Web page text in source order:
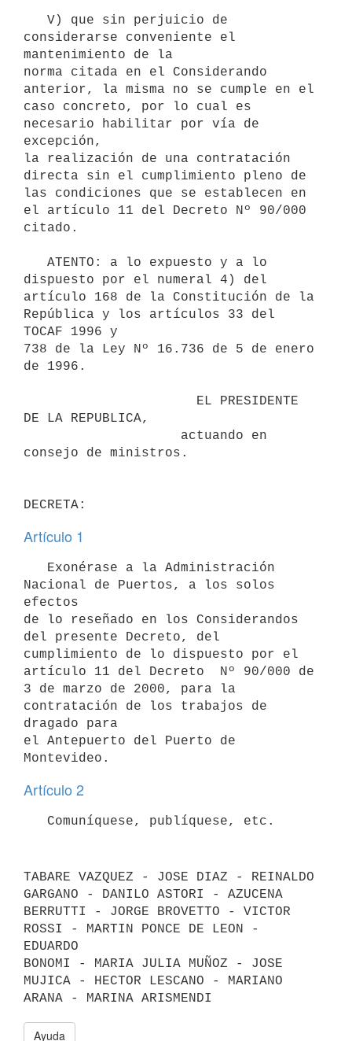
considerarse conveniente el
mantenimiento de la
norma citada en el Considerando
anterior, la misma no se cumple en el
caso concreto, por lo cual es
necesario habilitar por vía de
excepción,
la realización de una contratación
directa sin el cumplimiento pleno de
las condiciones que se establecen en
el artículo 11 del Decreto Nº 90/000
citado.
dispuesto por el numeral 4) del
artículo 168 de la Constitución de la
República y los artículos 33 del
TOCAF 1996 y
738 de la Ley Nº 16.736 de 5 de enero
de 1996.
DE LA REPUBLICA,
consejo de ministros.
Artículo 1
Nacional de Puertos, a los solos
efectos
de lo reseñado en los Considerandos
del presente Decreto, del
cumplimiento de lo dispuesto por el
artículo 11 del Decreto  Nº 90/000 de
3 de marzo de 2000, para la
contratación de los trabajos de
dragado para
el Antepuerto del Puerto de
Artículo 2
TABARE VAZQUEZ - JOSE DIAZ - REINALDO
GARGANO - DANILO ASTORI - AZUCENA
BERRUTTI - JORGE BROVETTO - VICTOR
ROSSI - MARTIN PONCE DE LEON -
EDUARDO
BONOMI - MARIA JULIA MUÑOZ - JOSE
MUJICA - HECTOR LESCANO - MARIANO
Ayuda